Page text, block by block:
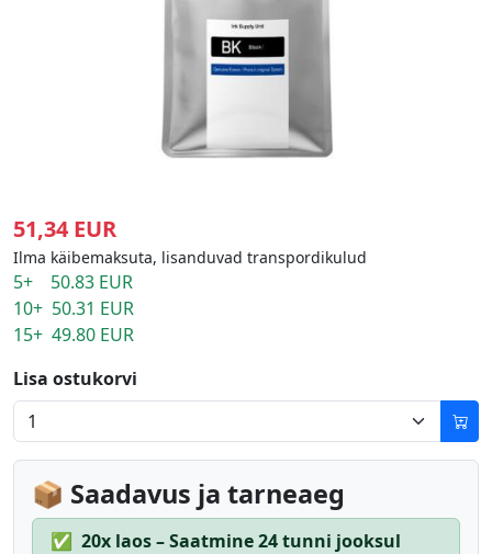
51,34 EUR
Ilma käibemaksuta, lisanduvad transpordikulud
5+ 50.83 EUR
10+ 50.31 EUR
15+ 49.80 EUR
Lisa ostukorvi
📦 Saadavus ja tarneaeg
✅ 20x laos – Saatmine 24 tunni jooksul